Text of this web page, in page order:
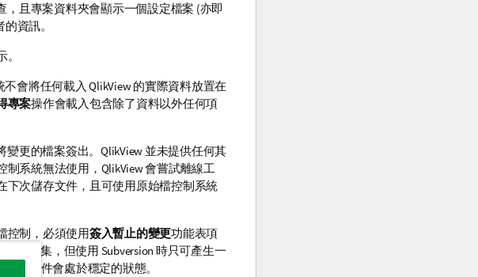
，且專案資料夾會顯示一個設定檔案 (亦即
資訊。
會將任何載入 QlikView 的實際資料放置在
專案操作會載入包含除了資料以外任何項
更的檔案簽出。QlikView 並未提供任何其
系統無法使用，QlikView 會嘗試離線工
下次儲存文件，且可使用原始檔控制系統
控制，必須使用簽入暫止的變更功能表項
個變更集，但使用 Subversion 時只可產生一
證文件會處於穩定的狀態。